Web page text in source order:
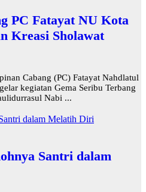
PC Fatayat NU Kota
Kreasi Sholawat
Cabang (PC) Fatayat Nahdlatul
kegiatan Gema Seribu Terbang
Nabi ...
Santri dalam